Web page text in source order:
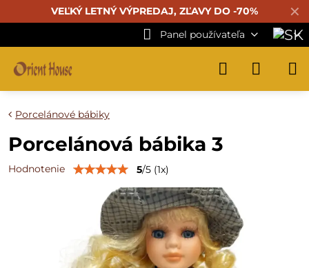
✕
VEĽKÝ LETNÝ VÝPREDAJ, ZĽAVY DO -70%
Panel používateľa
Porcelánové bábiky
Porcelánová bábika 3
Hodnotenie 5/5 (1x)